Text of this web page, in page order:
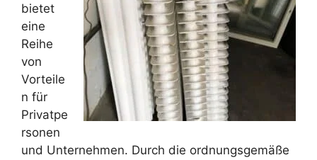
bietet
eine
Reihe
von
Vorteile
n für
Privatpe
rsonen
und Unternehmen. Durch die ordnungsgemäße